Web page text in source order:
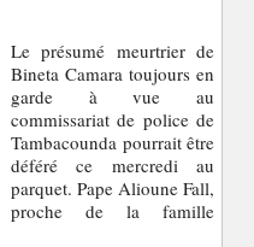
Le présumé meurtrier de
Bineta Camara toujours en
garde à vue au
commissariat de police de
Tambacounda pourrait être
déféré ce mercredi au
parquet. Pape Alioune Fall,
proche de la famille